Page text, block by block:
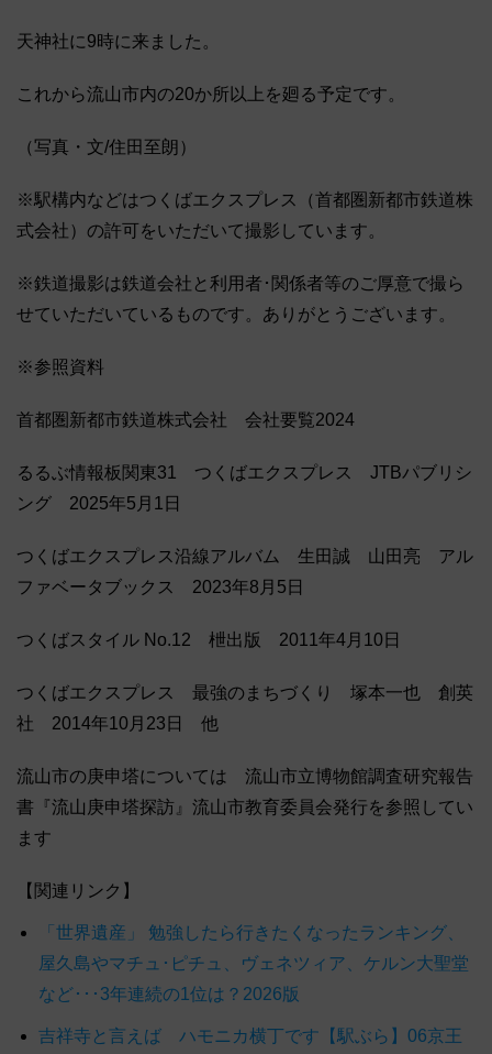
天神社に9時に来ました。
これから流山市内の20か所以上を廻る予定です。
（写真・文/住田至朗）
※駅構内などはつくばエクスプレス（首都圏新都市鉄道株
式会社）の許可をいただいて撮影しています。
※鉄道撮影は鉄道会社と利用者･関係者等のご厚意で撮ら
せていただいているものです。ありがとうございます。
※参照資料
首都圏新都市鉄道株式会社 会社要覧2024
るるぶ情報板関東31 つくばエクスプレス JTBパブリシ
ング 2025年5月1日
つくばエクスプレス沿線アルバム 生田誠 山田亮 アル
ファベータブックス 2023年8月5日
つくばスタイル No.12 枻出版 2011年4月10日
つくばエクスプレス 最強のまちづくり 塚本一也 創英
社 2014年10月23日 他
流山市の庚申塔については 流山市立博物館調査研究報告
書『流山庚申塔探訪』流山市教育委員会発行を参照してい
ます
【関連リンク】
「世界遺産」 勉強したら行きたくなったランキング、
屋久島やマチュ･ピチュ、ヴェネツィア、ケルン大聖堂
など･･･3年連続の1位は？2026版
吉祥寺と言えば ハモニカ横丁です【駅ぶら】06京王